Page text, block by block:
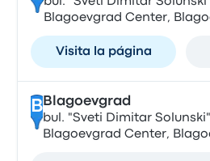
Blagoevgrad Center,
Visita la página
B Blagoevgrad
bul. "Sveti Dimitar Solunski"
Blagoevgrad Center,